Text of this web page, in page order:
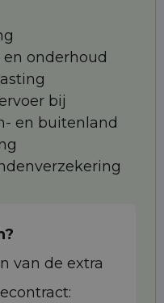
onderhoud
bij
en buitenland
van de extra